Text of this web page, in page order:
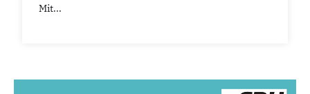
Mit...